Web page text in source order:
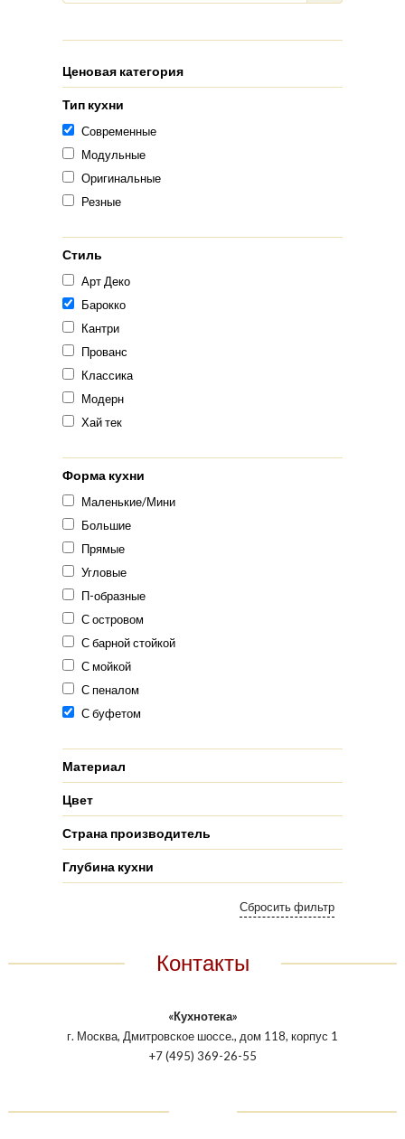
Ценовая категория
Тип кухни
Современные
Модульные
Оригинальные
Резные
Стиль
Арт Деко
Барокко
Кантри
Прованс
Классика
Модерн
Хай тек
Форма кухни
Маленькие/Мини
Большие
Прямые
Угловые
П-образные
С островом
С барной стойкой
С мойкой
С пеналом
С буфетом
Материал
Цвет
Страна производитель
Глубина кухни
Контакты
«Кухнотека»
г. Москва, Дмитровское шоссе., дом 118, корпус 1
+7 (495) 369-26-55